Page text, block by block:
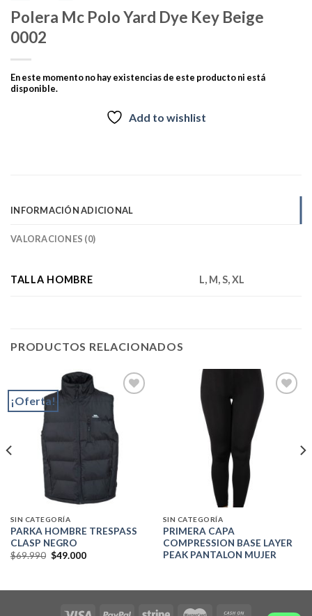
Polera Mc Polo Yard Dye Key Beige
0002
En este momento no hay existencias de este producto ni está
disponible.
Add to wishlist
INFORMACIÓN ADICIONAL
VALORACIONES (0)
TALLA HOMBRE L, M, S, XL
PRODUCTOS RELACIONADOS
¡Oferta!
Add to
wishlist
SIN CATEGORÍA
PARKA HOMBRE TRESPASS
CLASP NEGRO
$69.990 El
$69.990.
$49.000El
$49.000.
SIN CATEGORÍA
PRIMERA CAPA
COMPRESSION BASE LAYER
PEAK PANTALON MUJER